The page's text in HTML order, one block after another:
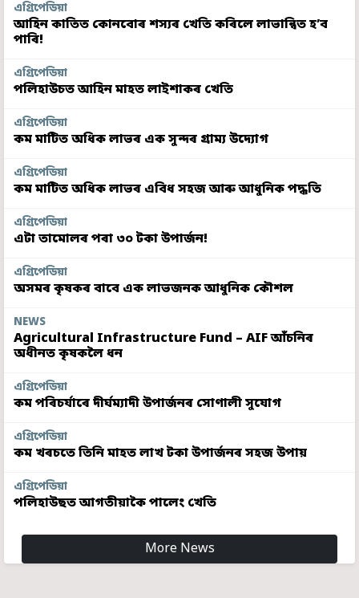
এগ্ৰিপেডিয়া
আহিন কাতিত কোনবোৰ শস্যৰ খেতি কৰিলে লাভান্বিত হ’ব
পাৰি!
এগ্ৰিপেডিয়া
পলিহাউচত আহিন মাহত লাইশাকৰ খেতি
এগ্ৰিপেডিয়া
কম মাটিত অধিক লাভৰ এক সুন্দৰ গ্ৰাম্য উদ্যোগ
এগ্ৰিপেডিয়া
কম মাটিত অধিক লাভৰ এবিধ সহজ আৰু আধুনিক পদ্ধতি
এগ্ৰিপেডিয়া
এটা তামোলৰ পৰা ৩০ টকা উপাৰ্জন!
এগ্ৰিপেডিয়া
অসমৰ কৃষকৰ বাবে এক লাভজনক আধুনিক কৌশল
NEWS
Agricultural Infrastructure Fund – AIF আঁচনিৰ
অধীনত কৃষকলৈ ধন
এগ্ৰিপেডিয়া
কম পৰিচৰ্যাৰে দীৰ্ঘম্যাদী উপাৰ্জনৰ সোণালী সুযোগ
এগ্ৰিপেডিয়া
কম খৰচতে তিনি মাহত লাখ টকা উপাৰ্জনৰ সহজ উপায়
এগ্ৰিপেডিয়া
পলিহাউছত আগতীয়াকৈ পালেং খেতি
More News